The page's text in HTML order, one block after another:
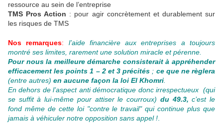
ressource au sein de l’entreprise
TMS Pros Action : pour agir concrètement et durablement sur
les risques de TMS
Nos remarques:
l’aide financière aux entreprises a toujours
montré ses limites, rarement une solution miracle et pérenne.
Pour nous la meilleure démarche consisterait à appréhender
efficacement les points 1 – 2 et 3 précités ; ce que ne règlera
(entre autres) en aucune façon la loi El Khomri
En dehors de l’aspect anti démocratique donc irrespectueux (qui
se suffit à lui-même pour attiser le courroux) du 49.3, c’est le
fond même de cette loi "contre le travail" qui continue plus que
jamais à véhiculer notre opposition sans appel !